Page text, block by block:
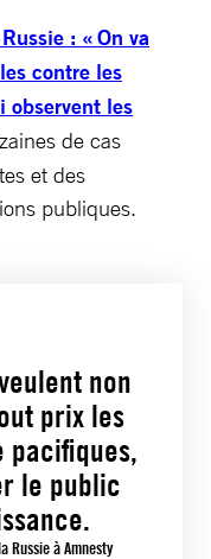
: « On va
contre les
observent les
de cas
et des
publiques.
non
prix les
pacifiques,
le public
Russie à Amnesty